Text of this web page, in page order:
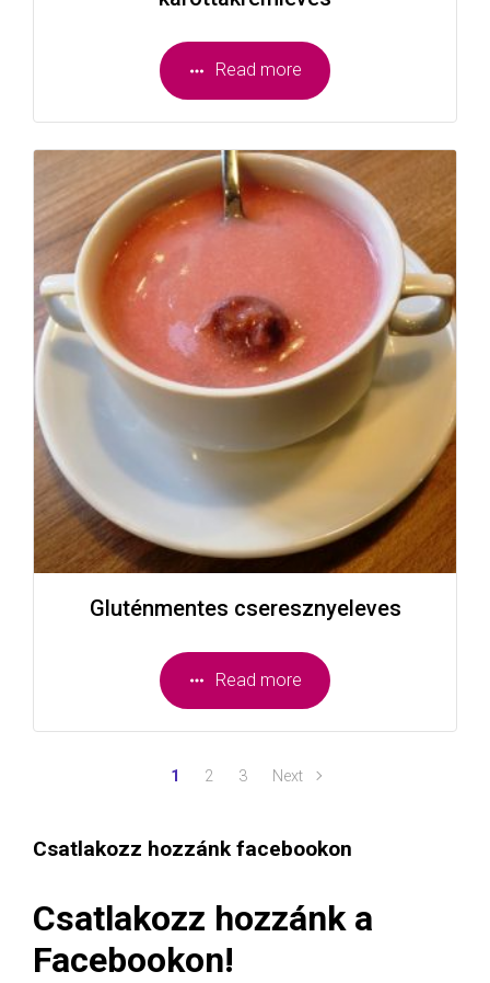
Read more
Gluténmentes cseresznyeleves
Read more
1 2 3 Next
Csatlakozz hozzánk facebookon
Csatlakozz hozzánk a
Facebookon!